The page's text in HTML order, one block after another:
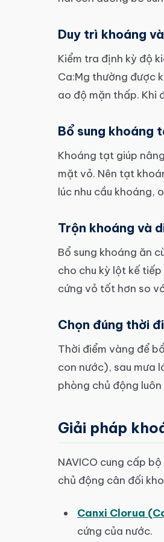
Duy trì khoáng
Kiểm tra định kỳ độ
Ca:Mg thường được
ao độ mặn thấp. Khi
Bổ sung khoáng
Khoáng tạt giúp
mặt vỏ. Nên tạt
lúc nhu cầu khoáng,
Trộn khoáng và
Bổ sung khoáng ăn
cho chu kỳ lột kế
cứng vỏ tốt hơn so
Chọn đúng thời
Thời điểm vàng để
con nước), sau mưa
phòng chủ động
Giải pháp
NAVICO cung cấp
chủ động cân đối
Canxi Clorua
cứng của nước.